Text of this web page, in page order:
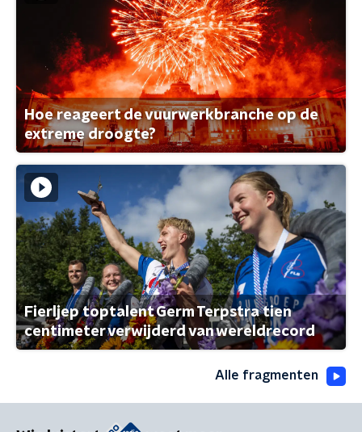
Hoe reageert de vuurwerkbranche op de
extreme droogte?
Fierljep toptalent Germ Terpstra tien
centimeter verwijderd van wereldrecord
Alle fragmenten